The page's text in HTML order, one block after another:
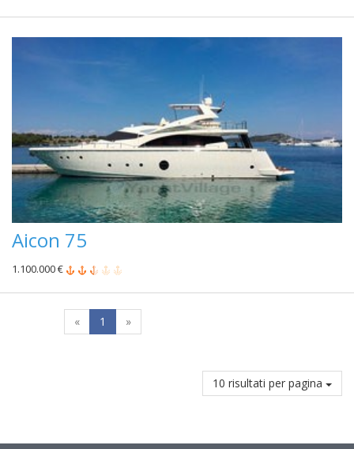
Aicon 75
1.100.000 €
« 1 »
10 risultati per pagina